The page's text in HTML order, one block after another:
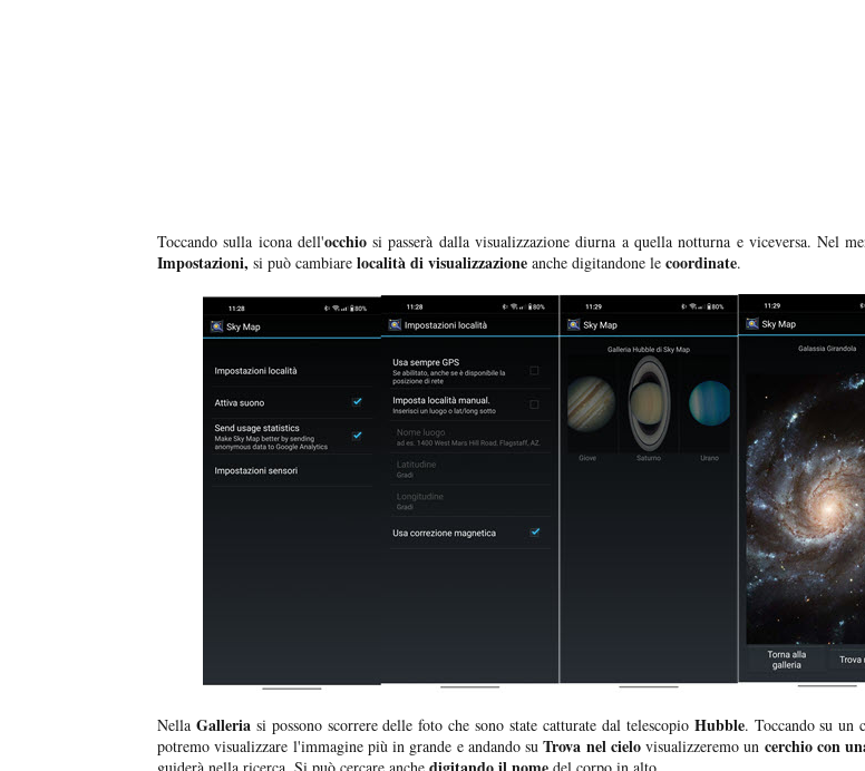
Toccando sulla icona dell'occhiosi passerà dalla visualizzazione diurna a quella notturna e viceversa. Nel
Impostazioni, si può cambiare località di visualizzazione anche digitandone le coordinate.
Nella Galleria si possono scorrere delle foto che sono state catturate dal telescopio Hubble. Toccando su un
potremo visualizzare l'immagine più in grande e andando suTrova nel cielovisualizzeremo un cerchio con